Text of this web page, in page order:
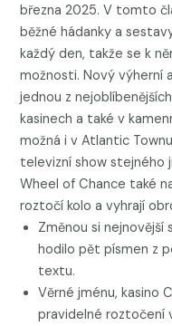
března 2025. V tomto
běžné hádanky a
každý den, takže se k
možnosti. Nový výherní
jednou z
kasinech a také v
možná i v Atlantic
televizní show stejného
Wheel of Chance také
roztočí kolo a vyhrají
Změnou si
hodilo pět písmen z
textu.
Věrné jménu, kasino
pravidelné roztočení